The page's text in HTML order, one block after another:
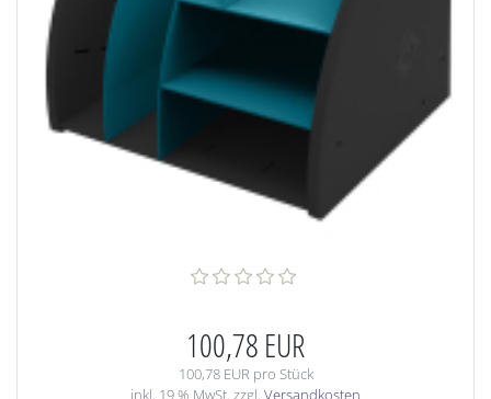
100,78 EUR
100,78 EUR pro Stück
inkl. 19 % MwSt. zzgl. Versandkosten